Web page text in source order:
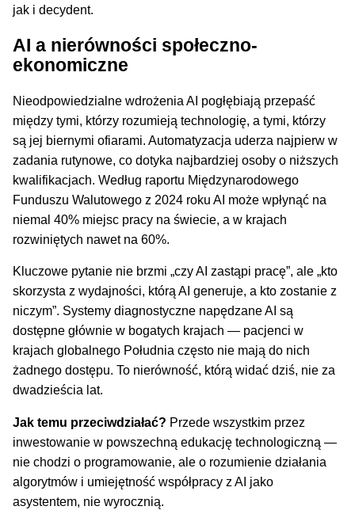
jak i decydent.
AI a nierówności społeczno-
ekonomiczne
Nieodpowiedzialne wdrożenia AI pogłębiają przepaść
między tymi, którzy rozumieją technologię, a tymi, którzy
są jej biernymi ofiarami. Automatyzacja uderza najpierw w
zadania rutynowe, co dotyka najbardziej osoby o niższych
kwalifikacjach. Według raportu Międzynarodowego
Funduszu Walutowego z 2024 roku AI może wpłynąć na
niemal 40% miejsc pracy na świecie, a w krajach
rozwiniętych nawet na 60%.
Kluczowe pytanie nie brzmi „czy AI zastąpi pracę”, ale „kto
skorzysta z wydajności, którą AI generuje, a kto zostanie z
niczym”. Systemy diagnostyczne napędzane AI są
dostępne głównie w bogatych krajach — pacjenci w
krajach globalnego Południa często nie mają do nich
żadnego dostępu. To nierówność, którą widać dziś, nie za
dwadzieścia lat.
Jak temu przeciwdziałać? Przede wszystkim przez
inwestowanie w powszechną edukację technologiczną —
nie chodzi o programowanie, ale o rozumienie działania
algorytmów i umiejętność współpracy z AI jako
asystentem, nie wyrocznią.